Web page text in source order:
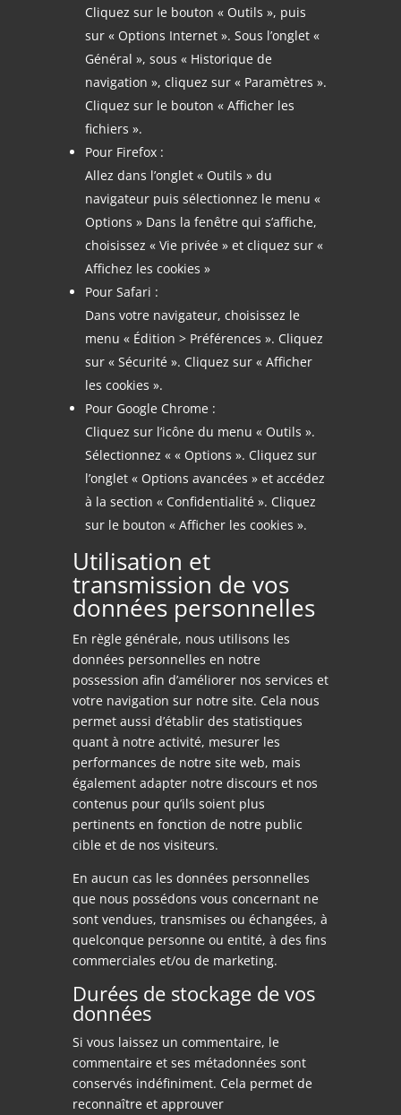
Cliquez sur le bouton « Outils », puis
sur « Options Internet ». Sous l’onglet «
Général », sous « Historique de
navigation », cliquez sur « Paramètres ».
Cliquez sur le bouton « Afficher les
fichiers ».
Pour Firefox :
Allez dans l’onglet « Outils » du
navigateur puis sélectionnez le menu «
Options » Dans la fenêtre qui s’affiche,
choisissez « Vie privée » et cliquez sur «
Affichez les cookies »
Pour Safari :
Dans votre navigateur, choisissez le
menu « Édition > Préférences ». Cliquez
sur « Sécurité ». Cliquez sur « Afficher
les cookies ».
Pour Google Chrome :
Cliquez sur l’icône du menu « Outils ».
Sélectionnez « « Options ». Cliquez sur
l’onglet « Options avancées » et accédez
à la section « Confidentialité ». Cliquez
sur le bouton « Afficher les cookies ».
Utilisation et
transmission de vos
données personnelles
En règle générale, nous utilisons les
données personnelles en notre
possession afin d’améliorer nos services et
votre navigation sur notre site. Cela nous
permet aussi d’établir des statistiques
quant à notre activité, mesurer les
performances de notre site web, mais
également adapter notre discours et nos
contenus pour qu’ils soient plus
pertinents en fonction de notre public
cible et de nos visiteurs.
En aucun cas les données personnelles
que nous possédons vous concernant ne
sont vendues, transmises ou échangées, à
quelconque personne ou entité, à des fins
commerciales et/ou de marketing.
Durées de stockage de vos
données
Si vous laissez un commentaire, le
commentaire et ses métadonnées sont
conservés indéfiniment. Cela permet de
reconnaître et approuver